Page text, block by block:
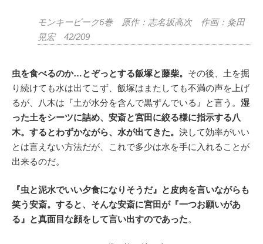
モンキーピーク6巻 原作：志名坂高次 作画：粂田
晃宏 42/209
虫を食べるのか…とぞっとする飯塚と藤柴。 その後、土を掘
り続けても水は出てこず、飯塚はまたしても不満の声を上げ
るが、八木は『土が水分を含んで黒ずんでいる』と言う。 湿
った土をシーツに詰め、安斎と宮田に絞る様に指示する八
木。するとわずかながら、水が出てきた。 決して効率がいい
とは言えない方法だが、これで多少は水を手に入れることが
出来るのだ。
『虫と泥水でいい夕食になりそうだ』と皮肉を言いながらも
笑う安斎。すると、そんな安斎に宮田が『一つお願いがあ
る』と真面目な顔をして言い出すのであった。